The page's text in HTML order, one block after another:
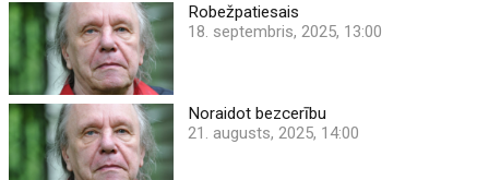
Robežpatiesais
18. septembris, 2025, 13:00
Noraidot bezcerību
21. augusts, 2025, 14:00